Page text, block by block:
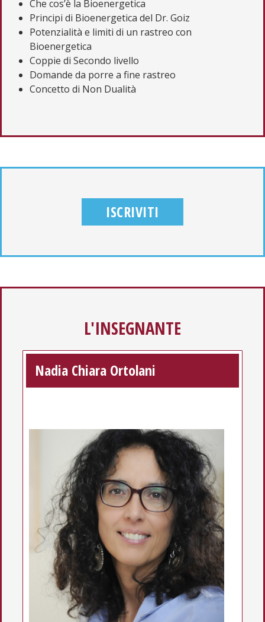
Che cos’è la Bioenergetica
Principi di Bioenergetica del Dr. Goiz
Potenzialità e limiti di un rastreo con
Bioenergetica
Coppie di Secondo livello
Domande da porre a fine rastreo
Concetto di Non Dualità
ISCRIVITI
L'INSEGNANTE
Nadia Chiara Ortolani